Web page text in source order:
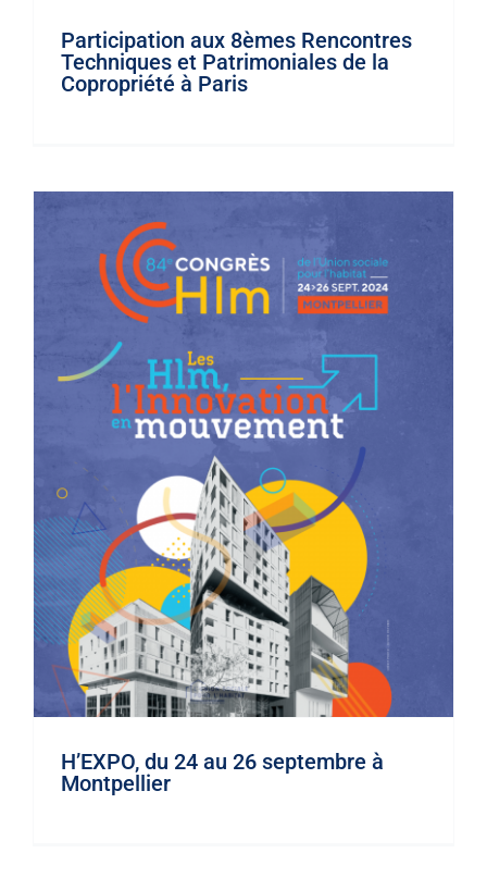
Participation aux 8èmes Rencontres
Techniques et Patrimoniales de la
Copropriété à Paris
H’EXPO, du 24 au 26 septembre à
Montpellier
Évènements